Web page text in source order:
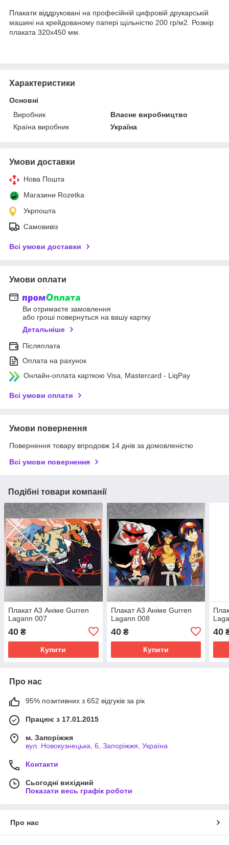
Плакати віддруковані на професійній цифровій друкарській
машині на крейдованому папері щільністю 200 гр/м2. Розмір
плаката 320х450 мм.
Характеристики
Основні
Виробник
Власне виробництво
Країна виробник
Україна
Умови доставки
Нова Пошта
Магазини Rozetka
Укрпошта
Самовивіз
Всі умови доставки
Умови оплати
Ви отримаєте замовлення
або гроші повернуться на вашу картку
Детальніше
Післяплата
Оплата на рахунок
Онлайн-оплата карткою Visa, Mastercard - LiqPay
Всі умови оплати
Умови повернення
Повернення товару впродовж 14 днів за домовленістю
Всі умови повернення
Подібні товари компанії
Плакат A3 Аніме Gurren
Lagann 007
40 ₴
Купити
Плакат A3 Аніме Gurren
Lagann 008
40₴
Купити
40
Про нас
95% позитивних з 652 відгуків за рік
Працює з 17.01.2015
м. Запоріжжя
вул. Новокузнецька, 6, Запоріжжя, Україна
Контакти
Сьогодні вихідний
Показати весь графік роботи
Про нас